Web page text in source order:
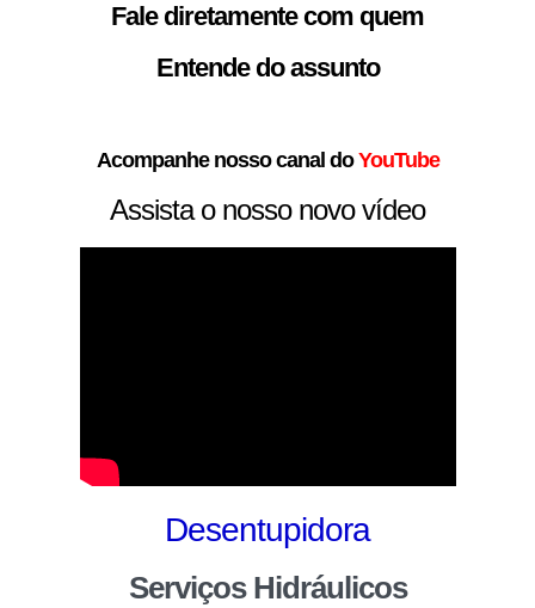
Fale diretamente com quem
Entende do assunto
Acompanhe nosso canal do YouTube
Assista o nosso novo vídeo
Desentupidora
Serviços Hidráulicos